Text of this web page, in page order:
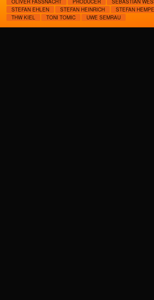
OLIVER FASSNACHT
PRODUCER SEBASTIAN
STEFAN EHLEN
STEFAN HEINRICH STEFAN
THW KIEL
TONI TOMIC UWE SEMRAU